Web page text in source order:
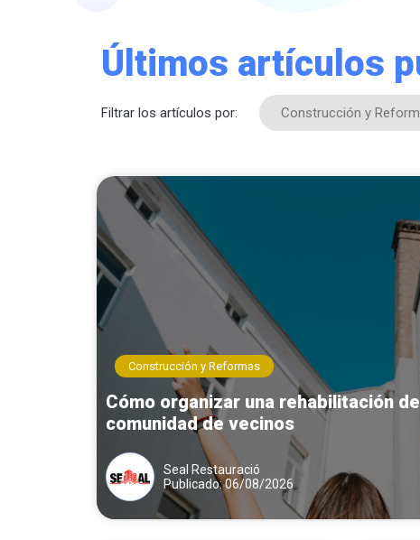
Últimos artículos
Filtrar los artículos por:
Construcción y Reformas
Cómo organizar una rehabilitación
comunidad de vecinos
Seal Restauració
Publicado: 06/08/2026